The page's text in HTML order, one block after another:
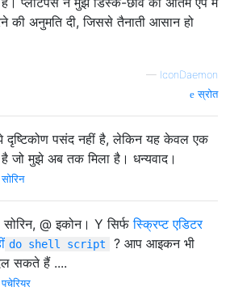
की अनुमति दी, जिससे तैनाती आसान हो
— IconDaemon
स्रोत
दृष्टिकोण पसंद नहीं है, लेकिन यह केवल एक
है जो मुझे अब तक मिला है। धन्यवाद।
सोरिन
सोरिन, @ इकोन। Y सिर्फस्क्रिप्ट एडिटर
do shell script
? आप आइकन भी
सकते हैं ....
पचेरियर